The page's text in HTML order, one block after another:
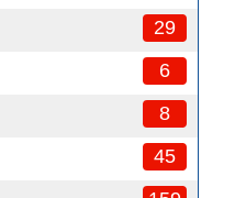
29
6
8
45